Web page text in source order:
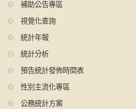
補助公告專區
視覺化查詢
統計年報
統計分析
預告統計發佈時間表
性別主流化專區
公務統計方案